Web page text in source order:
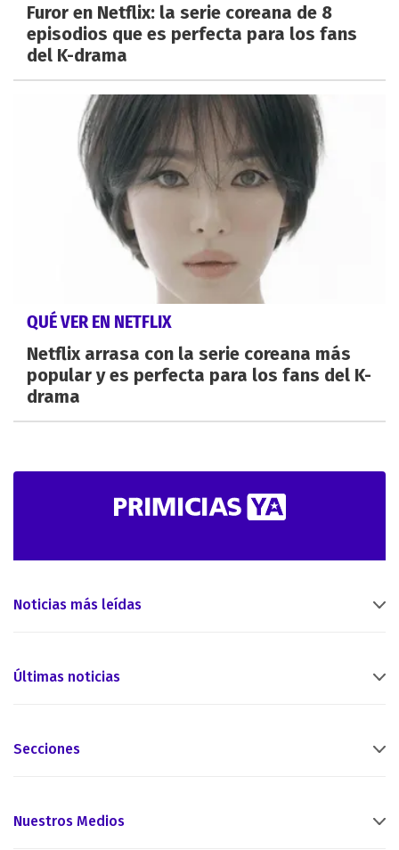
Furor en Netflix: la serie coreana de 8
episodios que es perfecta para los fans
del K-drama
QUÉ VER EN NETFLIX
Netflix arrasa con la serie coreana más
popular y es perfecta para los fans del K-
drama
Noticias más leídas
Últimas noticias
Secciones
Nuestros Medios